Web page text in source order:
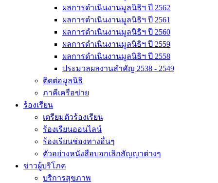
ผลการดำเนินงานมูลนิธิฯ ปี 2562
ผลการดำเนินงานมูลนิธิฯ ปี 2561
ผลการดำเนินงานมูลนิธิฯ ปี 2560
ผลการดำเนินงานมูลนิธิฯ ปี 2559
ผลการดำเนินงานมูลนิธิฯ ปี 2558
ประมวลผลงานสำคัญ 2538 - 2549
ติดต่อมูลนิธิ
ภาคีเครือข่าย
ร้องเรียน
เตรียมตัวร้องเรียน
ร้องเรียนออนไลน์
ร้องเรียนช่องทางอื่นๆ
ตัวอย่างหนังสือบอกเลิกสัญญาต่างๆ
ข่าวผู้บริโภค
บริการสุขภาพ